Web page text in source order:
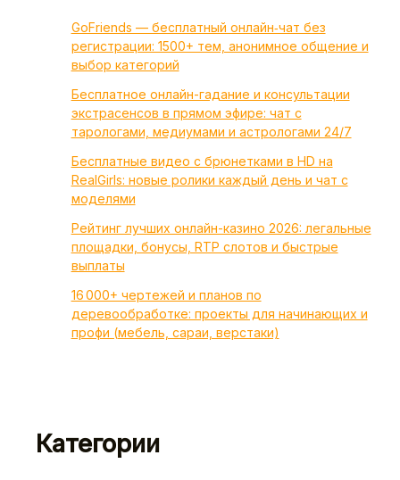
GoFriends — бесплатный онлайн‑чат без
регистрации: 1500+ тем, анонимное общение и
выбор категорий
Бесплатное онлайн-гадание и консультации
экстрасенсов в прямом эфире: чат с
тарологами, медиумами и астрологами 24/7
Бесплатные видео с брюнетками в HD на
RealGirls: новые ролики каждый день и чат с
моделями
Рейтинг лучших онлайн-казино 2026: легальные
площадки, бонусы, RTP слотов и быстрые
выплаты
16 000+ чертежей и планов по
деревообработке: проекты для начинающих и
профи (мебель, сараи, верстаки)
Категории